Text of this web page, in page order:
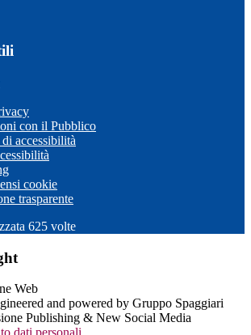
con il Pubblico
accessibilità
cookie
trasparente
625 volte
and powered by Gruppo Spaggiari
Publishing & New Social Media